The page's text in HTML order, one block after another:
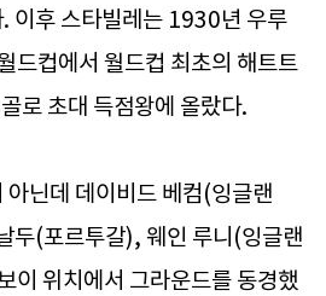
이후 스타빌레는 1930년 우루
드컵에서 월드컵 최초의 해트트
로 초대 득점왕에 올랐다.
아닌데 데이비드 베컴(잉글랜
두(포르투갈), 웨인 루니(잉글랜
이 위치에서 그라운드를 동경했